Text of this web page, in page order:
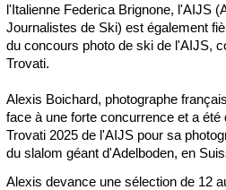
l'Italienne Federica Brignone, l'AIJS
Journalistes de Ski) est également
du concours photo de ski de l'AIJS,
Trovati.
Alexis Boichard, photographe
face à une forte concurrence et a
Trovati 2025 de l'AIJS pour sa
du slalom géant d'Adelboden, en
Alexis devance une sélection de 12